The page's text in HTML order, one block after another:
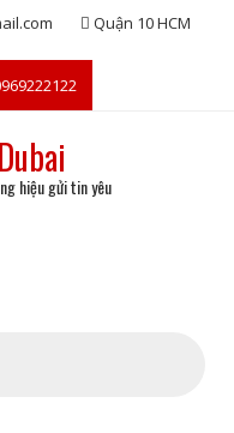
Quận 10 HCM
hiệu gửi tin yêu